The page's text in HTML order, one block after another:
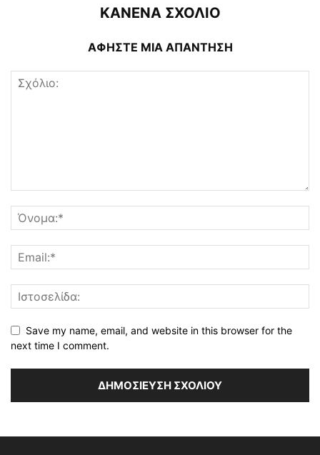
ΚΑΝΕΝΑ ΣΧΟΛΙΟ
ΑΦΗΣΤΕ ΜΙΑ ΑΠΑΝΤΗΣΗ
Save my name, email, and website in this browser for the
next time I comment.